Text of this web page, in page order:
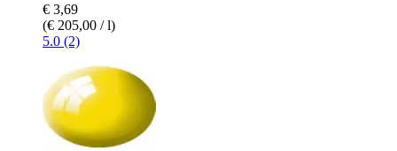
€ 3,69
(€ 205,00 / l)
5.0 (2)